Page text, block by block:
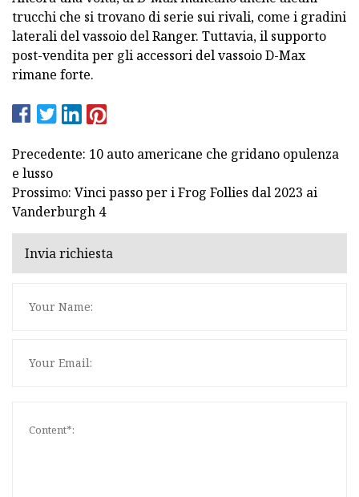
trucchi che si trovano di serie sui rivali, come i gradini
laterali del vassoio del Ranger. Tuttavia, il supporto
post-vendita per gli accessori del vassoio D-Max
rimane forte.
Precedente: 10 auto americane che gridano opulenza
e lusso
Prossimo: Vinci passo per i Frog Follies dal 2023 ai
Vanderburgh 4
Invia richiesta